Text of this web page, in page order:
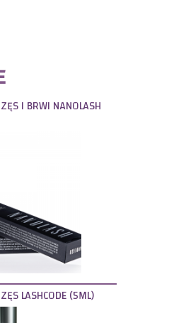
I BRWI NANOLASH
LASHCODE (5ML)